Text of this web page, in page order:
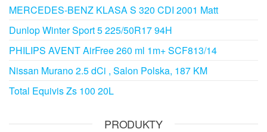
MERCEDES-BENZ KLASA S 320 CDI 2001 Matt
Dunlop Winter Sport 5 225/50R17 94H
PHILIPS AVENT AirFree 260 ml 1m+ SCF813/14
Nissan Murano 2.5 dCi , Salon Polska, 187 KM
Total Equivis Zs 100 20L
PRODUKTY